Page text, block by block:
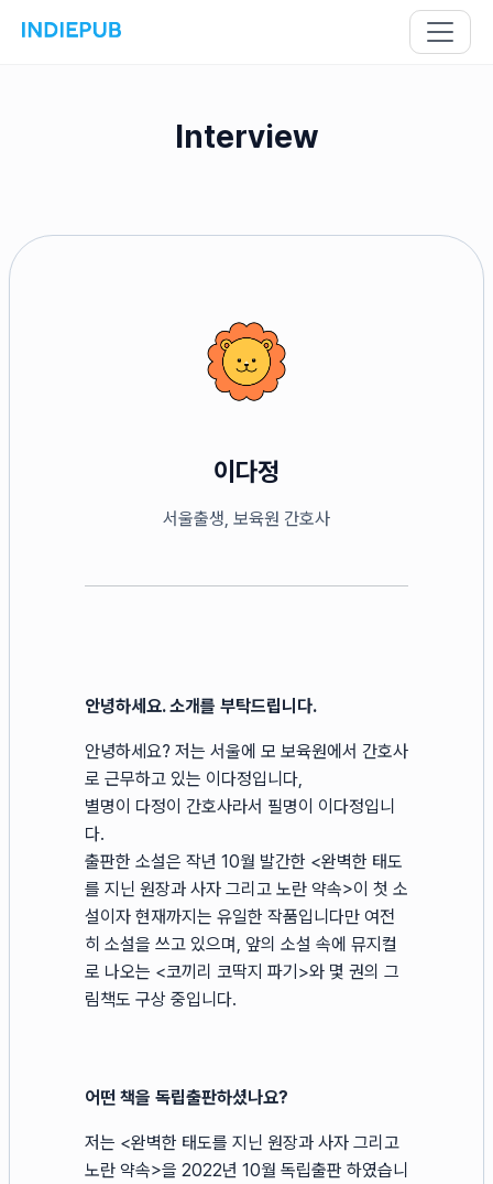
Interview
이다정
서울출생, 보육원 간호사
안녕하세요. 소개를 부탁드립니다.
안녕하세요? 저는 서울에 모 보육원에서 간호사
로 근무하고 있는 이다정입니다,
별명이 다정이 간호사라서 필명이 이다정입니
다.
출판한 소설은 작년 10월 발간한 <완벽한 태도
를 지닌 원장과 사자 그리고 노란 약속>이 첫 소
설이자 현재까지는 유일한 작품입니다만 여전
히 소설을 쓰고 있으며, 앞의 소설 속에 뮤지컬
로 나오는 <코끼리 코딱지 파기>와 몇 권의 그
림책도 구상 중입니다.
어떤 책을 독립출판하셨나요?
저는 <완벽한 태도를 지닌 원장과 사자 그리고
노란 약속>을 2022년 10월 독립출판 하였습니